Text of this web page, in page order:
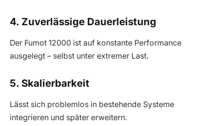
4. Zuverlässige Dauerleistung
Der Fumot 12000 ist auf konstante Performance
ausgelegt – selbst unter extremer Last.
5. Skalierbarkeit
Lässt sich problemlos in bestehende Systeme
integrieren und später erweitern.